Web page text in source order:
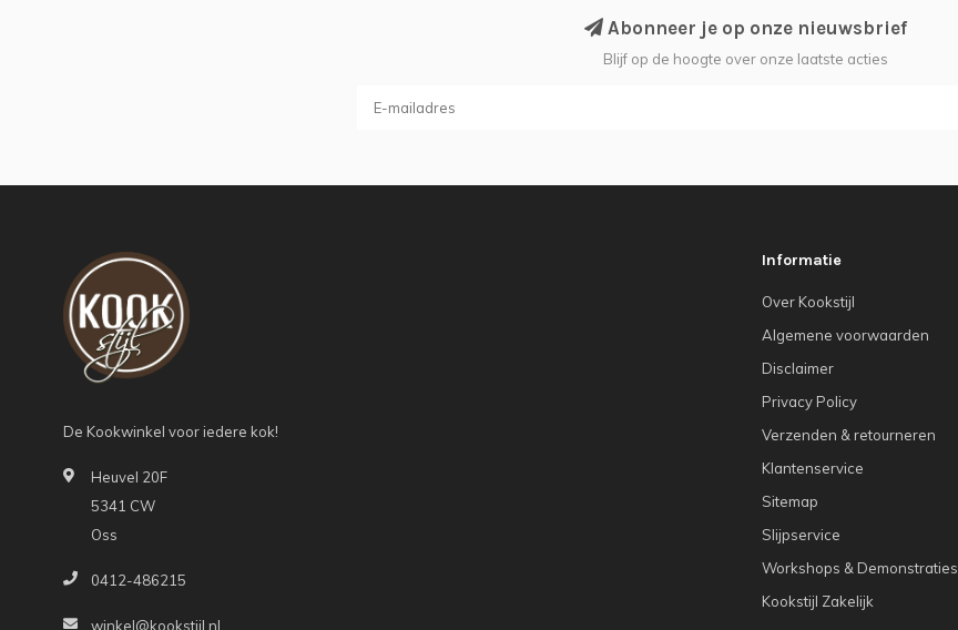
Abonneer je op onze nieuwsbrief
Blijf op de hoogte over onze laatste acties
De Kookwinkel voor iedere kok!
Heuvel 20F
5341 CW
Oss
0412-486215
winkel@kookstijl.nl
Informatie
Over Kookstijl
Algemene voorwaarden
Disclaimer
Privacy Policy
Verzenden & retourneren
Klantenservice
Sitemap
Slijpservice
Workshops & Demonstraties
Kookstijl Zakelijk